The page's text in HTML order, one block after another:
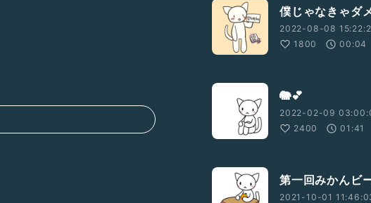
僕じゃなきゃダ
2022-08-08
1800
00:04
🐘💕
2022-02-09
2400
01:41
第一回みかんビ
2021-10-01